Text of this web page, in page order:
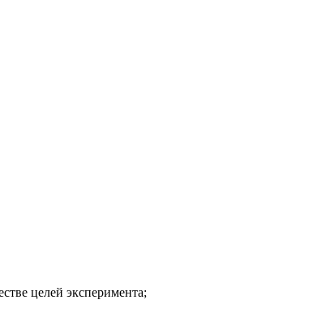
целей эксперимента;